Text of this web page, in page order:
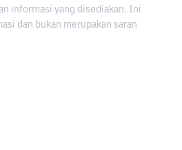
informasi yang disediakan. Ini
dan bukan merupakan saran